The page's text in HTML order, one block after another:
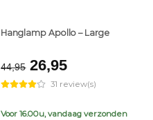
Hanglamp Apollo – Large
44,95 Original
price
was:
€44,95.
26,95Current
price
is:
€26,95.
31 review(s)
Voor 16.00u, vandaag verzonden